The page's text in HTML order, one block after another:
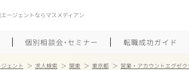
ージェントならマスメディアン
個別相談会･セミナー 転職成功ガイド
ェント 求人検索 関東 東京都 営業・アカウントエグゼク